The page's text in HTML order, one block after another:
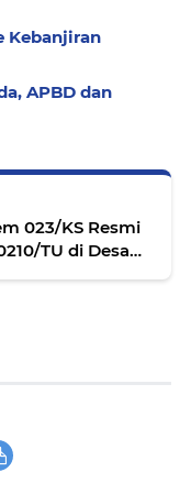
Kebanjiran
APBD dan
023/KS Resmi
TU di Desa